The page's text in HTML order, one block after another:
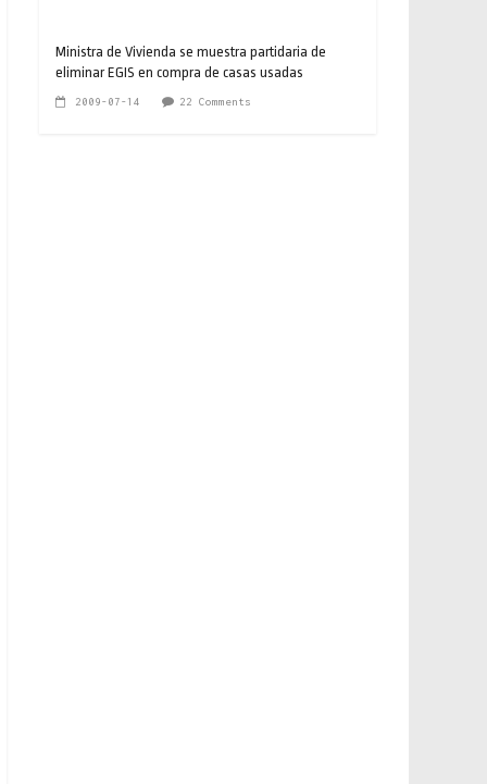
Ministra de Vivienda se muestra partidaria de
eliminar EGIS en compra de casas usadas
2009-07-14 22 Comments